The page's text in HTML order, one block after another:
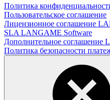
Политика
Пользовательское соглашение
Лицензионное соглашение
SLA LANGAME Software
Дополнительное соглашение
Политика безопасности